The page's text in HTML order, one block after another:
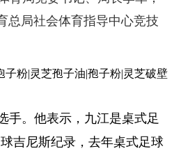
总局社会体育指导中心竞技
手。他表示， 九江是桌式足
吉尼斯纪录，去年桌式足球